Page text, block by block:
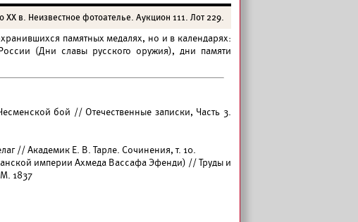
в. Неизвестное фотоателье. Аукцион 111. Лот 229.
памятных медалях, но и в календарях:
(Дни славы русского оружия), дни памяти
бой // Отечественные записки, Часть 3.
// Академик Е. В. Тарле. Сочинения, т. 10.
империи Ахмеда Вассафа Эфенди) // Труды и
1837